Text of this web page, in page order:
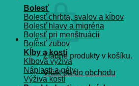
Žiadne produkty v košíku.
Vrátiť sa do obchodu
Bolesť
Bolesť chrbta, svalov a kĺbov
Bolesť hlavy a migréna
Bolesť pri menštruácii
Bolesť zubov
Kĺby a kosti
Kĺbová výživa
Náplasti a gély
Výživa kostí